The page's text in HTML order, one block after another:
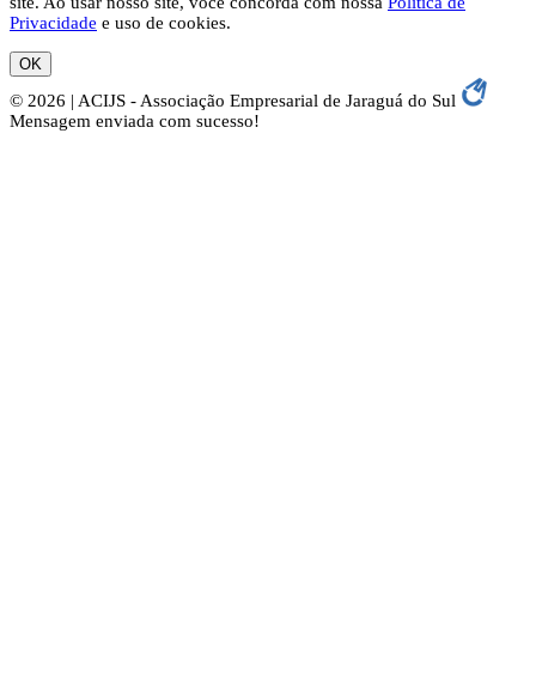
Privacidade e uso de cookies.
OK
© 2026 | ACIJS - Associação Empresarial de Jaraguá do Sul
Mensagem enviada com sucesso!